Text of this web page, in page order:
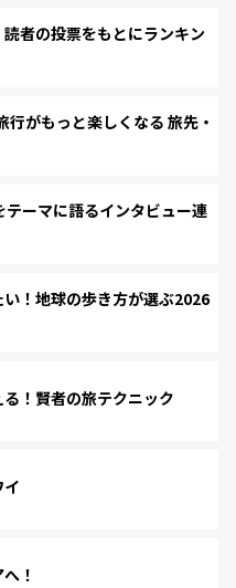
者の投票をもとにランキン
がもっと楽しくなる 旅先・
ーマに語るインタビュー連
！地球の歩き方が選ぶ2026
！賢者の旅テクニック
！